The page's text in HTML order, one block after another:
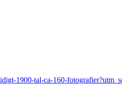
1900-tal-ca-160-